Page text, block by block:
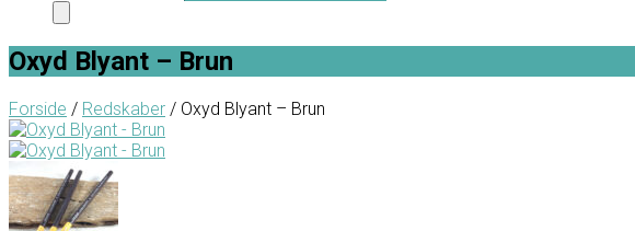
Oxyd Blyant – Brun
Forside / Redskaber / Oxyd Blyant – Brun